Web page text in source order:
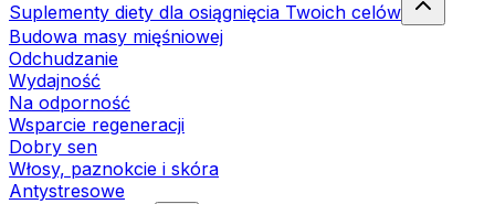
Suplementy diety dla osiągnięcia Twoich celów
Budowa masy mięśniowej
Odchudzanie
Wydajność
Na odporność
Wsparcie regeneracji
Dobry sen
Włosy, paznokcie i skóra
Antystresowe